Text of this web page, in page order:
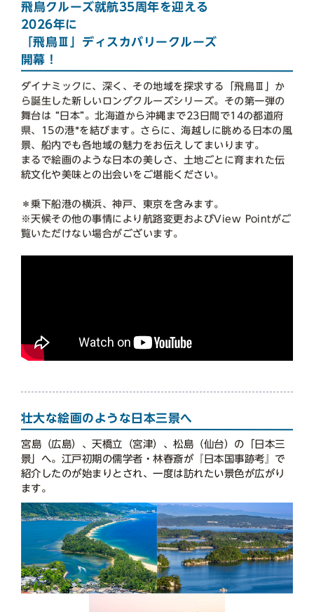
飛鳥クルーズ就航35周年を迎える
2026年に
「飛鳥Ⅲ」ディスカバリークルーズ
開幕！
ダイナミックに、深く、その地域を探求する「飛鳥Ⅲ」か
ら誕生した新しいロングクルーズシリーズ。その第一弾の
舞台は “日本”。北海道から沖縄まで23日間で14の都道府
県、15の港*を結びます。さらに、海越しに眺める日本の風
景、船内でも各地域の魅力をお伝えしてまいります。
まるで絵画のような日本の美しさ、土地ごとに育まれた伝
統文化や美味との出会いをご堪能ください。
＊乗下船港の横浜、神戸、東京を含みます。
※天候その他の事情により航路変更およびView Pointがご
覧いただけない場合がございます。
壮大な絵画のような日本三景へ
宮島（広島）、天橋立（宮津）、松島（仙台）の「日本三
景」へ。江戸初期の儒学者・林春斎が『日本国事跡考』で
紹介したのが始まりとされ、一度は訪れたい景色が広がり
ます。